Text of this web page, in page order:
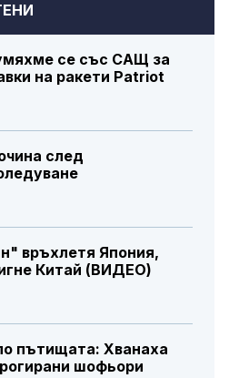
се със САЩ за
на ракети Patriot
след
връхлетя Япония,
Китай (ВИДЕО)
пътищата: Хванаха
шофьори